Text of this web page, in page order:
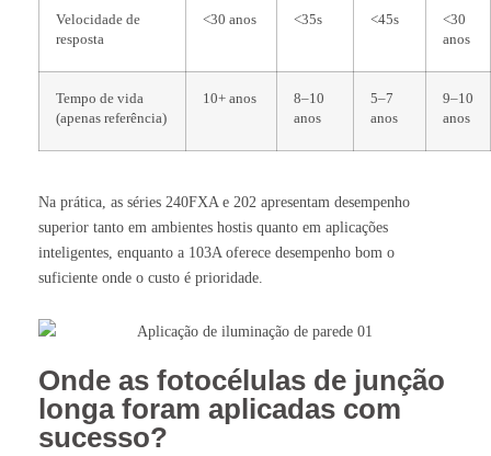
Velocidade de
resposta
<30 anos <35s <45s
<30
anos
Tempo de vida
(apenas referência)
10+ anos
8–10
anos
5–7
anos
9–10
anos
Na prática, as séries 240FXA e 202 apresentam desempenho
superior tanto em ambientes hostis quanto em aplicações
inteligentes, enquanto a 103A oferece desempenho bom o
suficiente onde o custo é prioridade.
Onde as fotocélulas de junção
longa foram aplicadas com
sucesso?